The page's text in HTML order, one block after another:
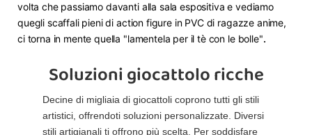
volta che passiamo davanti alla sala espositiva e vediamo
quegli scaffali pieni di action figure in PVC di ragazze anime,
ci torna in mente quella "lamentela per il tè con le bolle".​
Soluzioni giocattolo ricche
Decine di migliaia di giocattoli coprono tutti gli stili
artistici, offrendoti soluzioni personalizzate. Diversi
stili artigianali ti offrono più scelta. Per soddisfare